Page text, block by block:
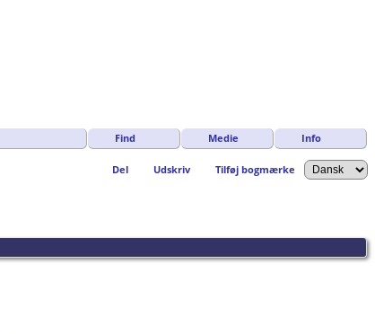
Find Medie Info
Del Udskriv Tilføj bogmærke